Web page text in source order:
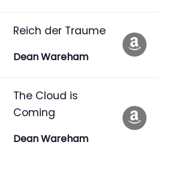
Reich der Traume
Dean Wareham
The Cloud is
Coming
Dean Wareham